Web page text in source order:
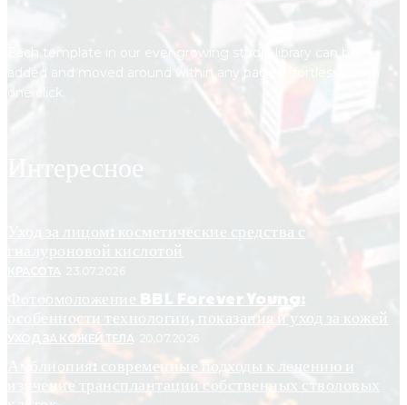
Each template in our ever growing studio library can be
added and moved around within any page effortlessly with
Интересное
Уход за лицом: косметические средства с
гиалуроновой кислотой
КРАСОТА
Фотоомоложение BBL Forever Young:
особенности технологии, показания и уход за кожей
УХОД ЗА КОЖЕЙ ТЕЛА
Амблиопия: современные подходы к лечению и
изучение трансплантации собственных стволовых